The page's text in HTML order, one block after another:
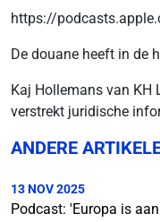
https://
De douane heeft in de
Kaj Hollemans van KH
verstrekt juridische
ANDERE
13 NOV 2025
Podcast: 'Europa is